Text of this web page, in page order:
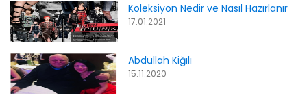
Koleksiyon Nedir ve Nasıl Hazırlanır
17.01.2021
Abdullah Kiğılı
15.11.2020